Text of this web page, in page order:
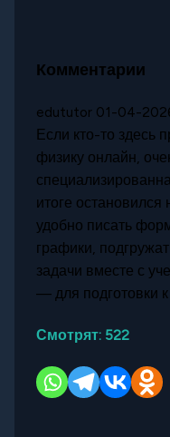
Комментарии
edututor 01-04-
Если кто-то здесь
физику онлайн,
итоге остановился
удобно писать
графики,
задачи вместе с
— для подготовки
Смотрят: 522